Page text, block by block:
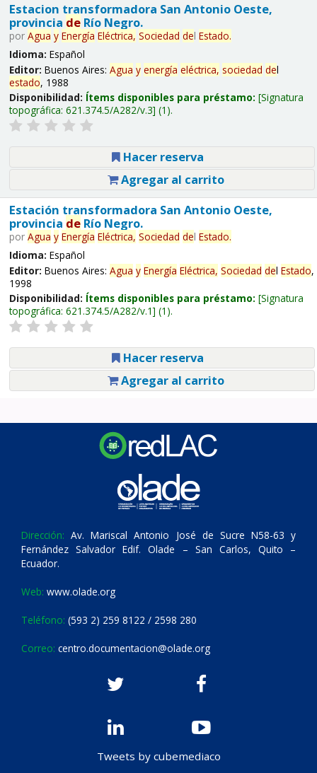
Estacion transformadora San Antonio Oeste,
provincia deRío Negro.
por Agua y Energía Eléctrica, Sociedad del Estado.
Idioma: Español
Editor: Buenos Aires: Agua y energía eléctrica, sociedad del
estado, 1988
Disponibilidad: Ítems disponibles para préstamo: Signatura
topográfica: 621.374.5/A282/v.3 (1).
Hacer reserva
Agregar al carrito
Estación transformadora San Antonio Oeste,
provincia deRío Negro.
por Agua y Energía Eléctrica, Sociedad del Estado.
Idioma: Español
Editor: Buenos Aires: Agua y Energía Eléctrica, Sociedad del Estado,
1998
Disponibilidad: Ítems disponibles para préstamo: Signatura
topográfica: 621.374.5/A282/v.1 (1).
Hacer reserva
Agregar al carrito
Dirección: Av. Mariscal Antonio José de Sucre N58-63 y
Fernández Salvador Edif. Olade – San Carlos, Quito –
Ecuador.
Web: www.olade.org
Teléfono: (593 2) 259 8122 / 2598 280
Correo: centro.documentacion@olade.org
Tweets by cubemediaco